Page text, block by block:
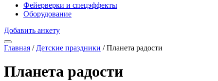
Фейерверки и спецэффекты
Оборудование
Добавить анкету
Главная / Детские праздники / Планета радости
Планета радости